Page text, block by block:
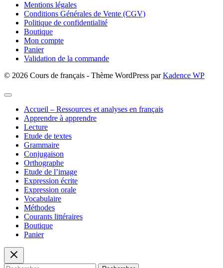
page
Mentions légales
Conditions Générales de Vente (CGV)
Politique de confidentialité
Boutique
Mon compte
Panier
Validation de la commande
© 2026 Cours de français - Thème WordPress parKadence WP
Accueil – Ressources et analyses en français
Apprendre à apprendre
Lecture
Etude de textes
Grammaire
Conjugaison
Orthographe
Etude de l’image
Expression écrite
Expression orale
Vocabulaire
Méthodes
Courants littéraires
Boutique
Panier